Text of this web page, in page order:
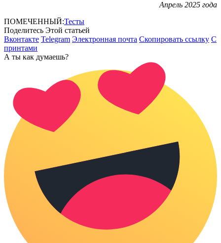
Апрель 2025 года
ПОМЕЧЕННЫЙ:Тесты
Поделитесь Этой статьей
Вконтакте Telegram Электронная почта Скопировать ссылку С
принтами
А ты как думаешь?